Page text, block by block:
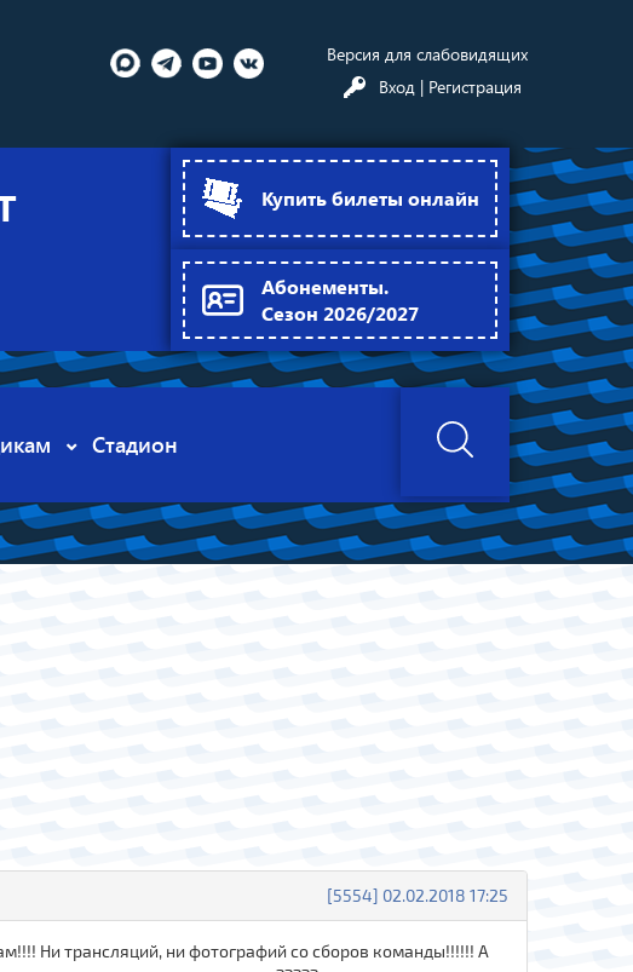
Версия для слабовидящих
Вход | Регистрация
Купить билеты онлайн
Абонементы.
Сезон 2026/2027
Стадион
[5554] 02.02.2018 17:25
Ни трансляций, ни фотографий со сборов команды!!!!!! А